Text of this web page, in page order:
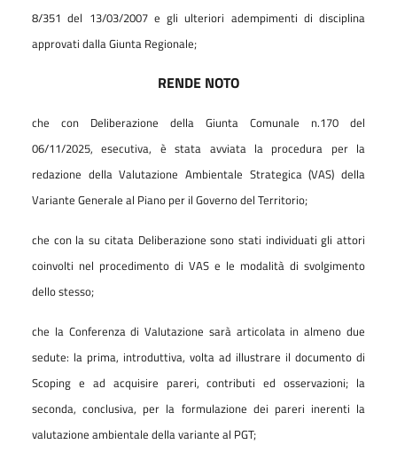
8/351 del 13/03/2007 e gli ulteriori adempimenti di disciplina
approvati dalla Giunta Regionale;
RENDE NOTO
che con Deliberazione della Giunta Comunale n.170 del
06/11/2025, esecutiva, è stata avviata la procedura per la
redazione della Valutazione Ambientale Strategica (VAS) della
Variante Generale al Piano per il Governo del Territorio;
che con la su citata Deliberazione sono stati individuati gli attori
coinvolti nel procedimento di VAS e le modalità di svolgimento
dello stesso;
che la Conferenza di Valutazione sarà articolata in almeno due
sedute: la prima, introduttiva, volta ad illustrare il documento di
Scoping e ad acquisire pareri, contributi ed osservazioni; la
seconda, conclusiva, per la formulazione dei pareri inerenti la
valutazione ambientale della variante al PGT;